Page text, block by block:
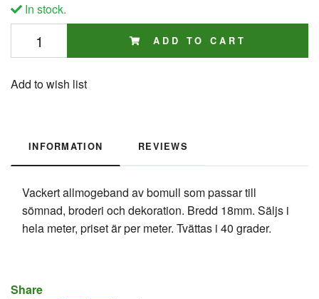
In stock.
ADD TO CART
Add to wish list
INFORMATION REVIEWS
Vackert allmogeband av bomull som passar till
sömnad, broderi och dekoration. Bredd 18mm. Säljs i
hela meter, priset är per meter. Tvättas i 40 grader.
Share